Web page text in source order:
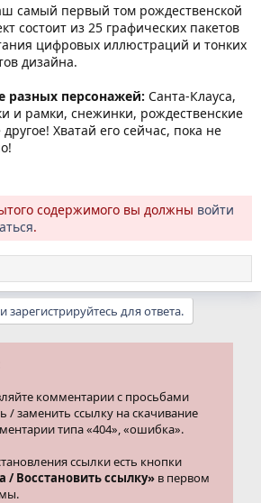
самый первый том рождественской
состоит из 25 графических пакетов
цифровых иллюстраций и тонких
дизайна.
разных персонажей: Санта-Клауса,
и рамки, снежинки, рождественские
Хватай его сейчас, пока не
содержимого вы должны войти
.
зарегистрируйтесь для ответа.
комментарии с просьбами
/ заменить ссылку на скачивание
типа «404», «ошибка».
ссылки есть кнопки
/ Восстановить ссылку» в первом